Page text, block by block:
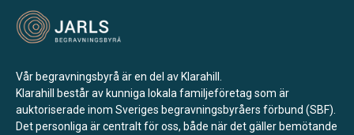
Vår begravningsbyrå är en del av Klarahill.
Klarahill består av kunniga lokala familjeföretag som är
auktoriserade inom Sveriges begravningsbyråers förbund (SBF).
Det personliga är centralt för oss, både när det gäller bemötande